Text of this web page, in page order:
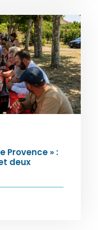
Provence » :
deux